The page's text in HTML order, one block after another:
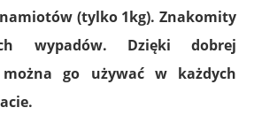
(tylko 1kg). Znakomity
wypadów. Dzięki dobrej
można go używać w każdych